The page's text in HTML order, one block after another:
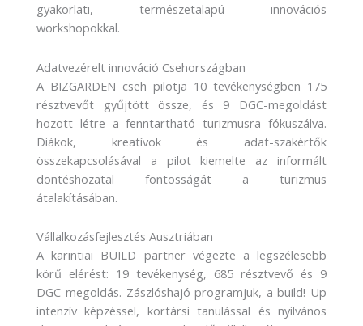
gyakorlati, természetalapú innovációs
workshopokkal.
Adatvezérelt innováció Csehországban
A BIZGARDEN cseh pilotja 10 tevékenységben 175
résztvevőt gyűjtött össze, és 9 DGC-megoldást
hozott létre a fenntartható turizmusra fókuszálva.
Diákok, kreatívok és adat-szakértők
összekapcsolásával a pilot kiemelte az informált
döntéshozatal fontosságát a turizmus
átalakításában.
Vállalkozásfejlesztés Ausztriában
A karintiai BUILD partner végezte a legszélesebb
körű elérést: 19 tevékenység, 685 résztvevő és 9
DGC-megoldás. Zászlóshajó programjuk, a build! Up
intenzív képzéssel, kortársi tanulással és nyilvános